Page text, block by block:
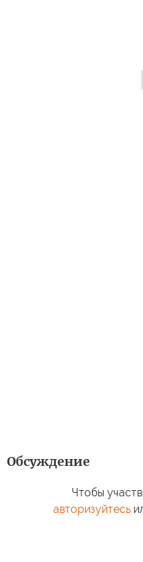
Обсуждение
Чтобы
авторизуйтесь